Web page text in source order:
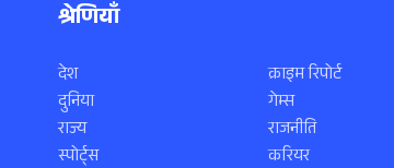
श्रेणियाँ
देश
दुनिया
राज्य
स्पोर्ट्स
क्राइम रिपोर्ट
गेम्स
राजनीति
करियर